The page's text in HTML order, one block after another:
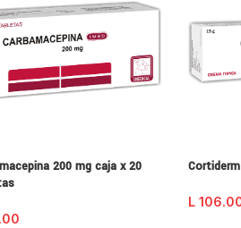
200 mg caja x 20
L